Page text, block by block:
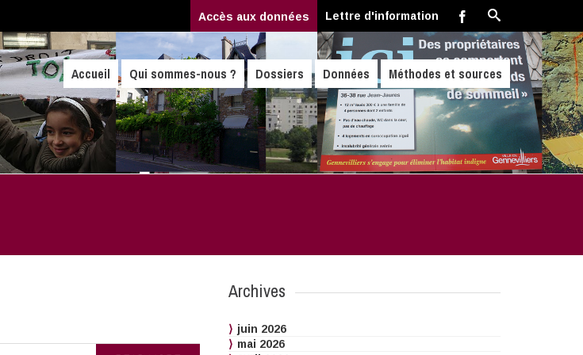
Accès aux données Lettre d'information
Accueil Qui sommes-nous ? Dossiers Données Méthodes et sources
Archives
juin 2026
mai 2026